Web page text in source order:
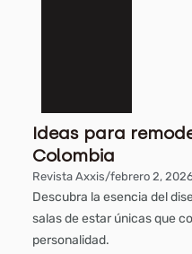
Ideas para
Colombia
Revista Axxis/febrero 2,
Descubra la esencia del
salas de estar únicas que
personalidad.